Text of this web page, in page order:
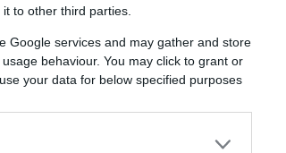
to other third parties.
Google services and may gather and store
behaviour. You may click to grant or
your data for below specified purposes
közgazdásza és
a halászhajók akkor
vártak volna a